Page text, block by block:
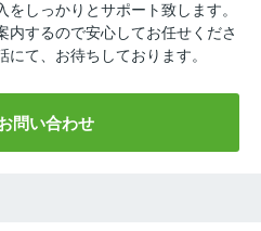
しっかりとサポート致します。
内するので安心してお任せくださ
て、お待ちしております。
問い合わせ